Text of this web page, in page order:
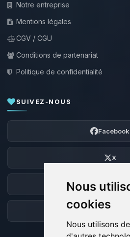
Nous
cookies
Nous utilisons
Notre entreprise
Mentions légales
CGV / CGU
Conditions de partenariat
Politique de confidentialité
SUIVEZ-NOUS
Facebook
X
Discord
Forum